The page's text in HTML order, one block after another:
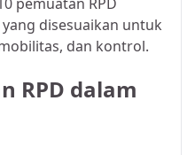
disesuaikan untuk
dan kontrol.
RPD dalam